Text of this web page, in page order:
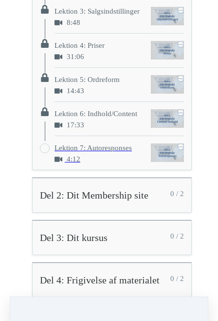
Lektion 3: Salgsindstillinger
8:48
Lektion 4: Priser
31:06
Lektion 5: Ordreform
14:43
Lektion 6: Indhold/Content
17:33
Lektion 7: Autoresponses
4:12
0 / 2
Del 2: Dit Membership site
0 / 2
Del 3: Dit kursus
0 / 2
Del 4: Frigivelse af materialet